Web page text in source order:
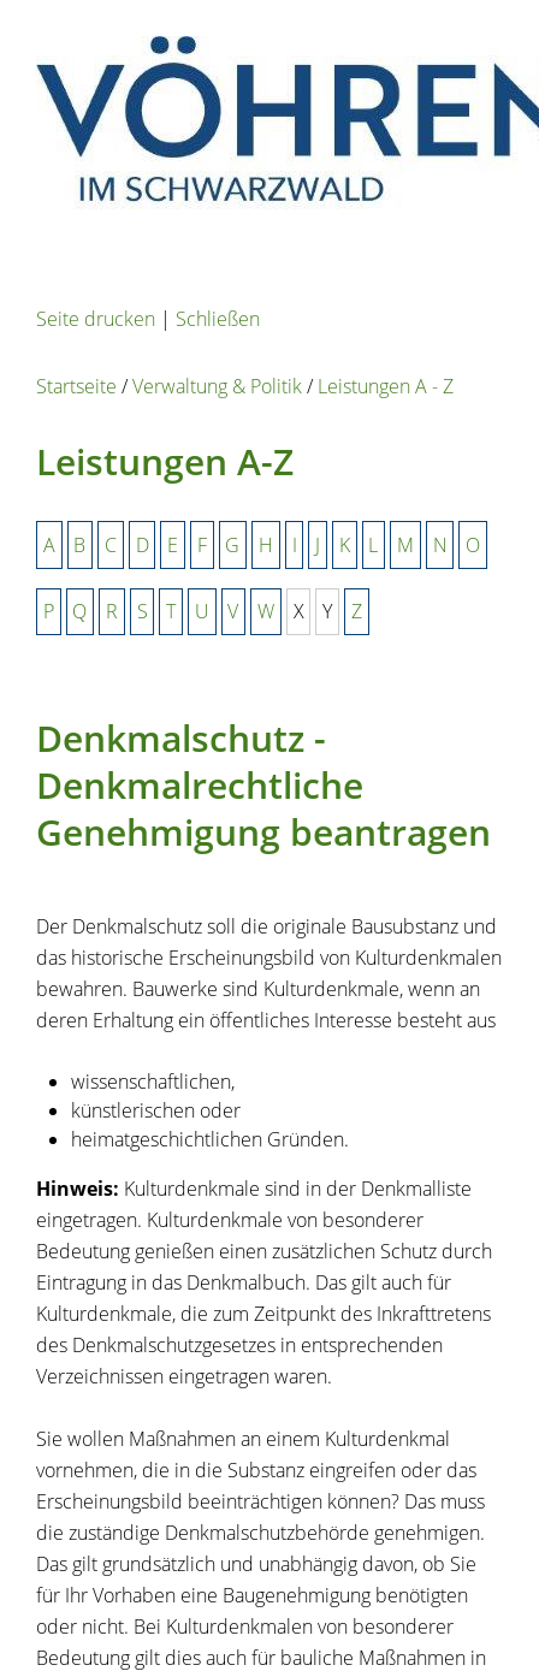
Seite drucken | Schließen
Startseite /Verwaltung & Politik/Leistungen A - Z
Leistungen A-Z
A B C D E F G H I J K L M N O
P Q R S T U V W X Y Z
Denkmalschutz -
Denkmalrechtliche
Genehmigung beantragen
Der Denkmalschutz soll die originale Bausubstanz und
das historische Erscheinungsbild von Kulturdenkmalen
bewahren. Bauwerke sind Kulturdenkmale, wenn an
deren Erhaltung ein öffentliches Interesse besteht aus
wissenschaftlichen,
künstlerischen oder
heimatgeschichtlichen Gründen.
Hinweis: Kulturdenkmale sind in der Denkmalliste
eingetragen. Kulturdenkmale von besonderer
Bedeutung genießen einen zusätzlichen Schutz durch
Eintragung in das Denkmalbuch. Das gilt auch für
Kulturdenkmale, die zum Zeitpunkt des Inkrafttretens
des Denkmalschutzgesetzes in entsprechenden
Verzeichnissen eingetragen waren.
Sie wollen Maßnahmen an einem Kulturdenkmal
vornehmen, die in die Substanz eingreifen oder das
Erscheinungsbild beeinträchtigen können? Das muss
die zuständige Denkmalschutzbehörde genehmigen.
Das gilt grundsätzlich und unabhängig davon, ob Sie
für Ihr Vorhaben eine Baugenehmigung benötigten
oder nicht. Bei Kulturdenkmalen von besonderer
Bedeutung gilt dies auch für bauliche Maßnahmen in